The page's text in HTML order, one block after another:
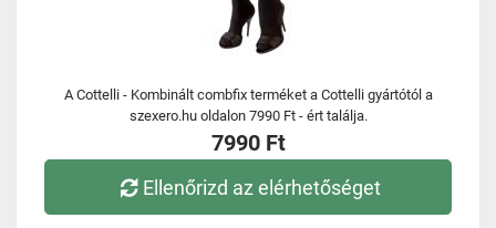
A Cottelli - Kombinált combfix terméket a Cottelli gyártótól a
szexero.hu oldalon 7990 Ft - ért találja.
7990 Ft
Ellenőrizd az elérhetőséget